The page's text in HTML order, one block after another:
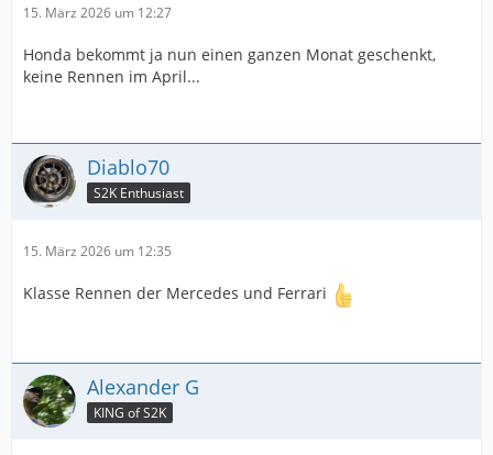
15. März 2026 um 12:27
Honda bekommt ja nun einen ganzen Monat geschenkt,
keine Rennen im April...
Diablo70
S2K Enthusiast
15. März 2026 um 12:35
Klasse Rennen der Mercedes und Ferrari
Alexander G
KING of S2K